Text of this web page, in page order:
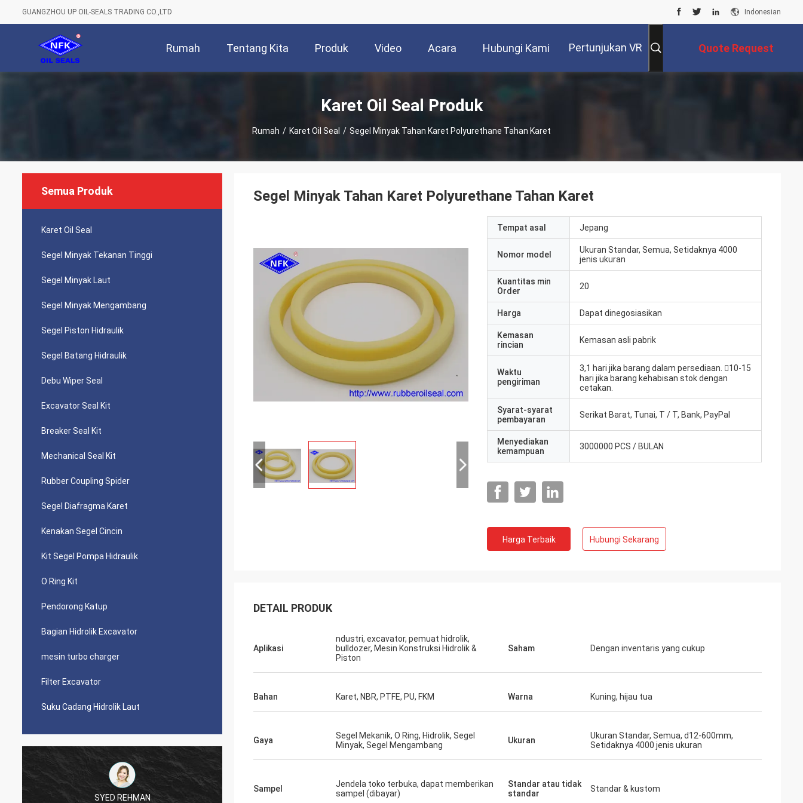
GUANGZHOU UP OIL-SEALS TRADING CO.,LTD Indonesian
Rumah Tentang Kita Produk Video Acara Hubungi Kami Pertunjukan VR Quote Request
Karet Oil Seal Produk
Rumah / Karet Oil Seal / Segel Minyak Tahan Karet Polyurethane Tahan Karet
Semua Produk
Karet Oil Seal
Segel Minyak Tekanan Tinggi
Segel Minyak Laut
Segel Minyak Mengambang
Segel Piston Hidraulik
Segel Batang Hidraulik
Debu Wiper Seal
Excavator Seal Kit
Breaker Seal Kit
Mechanical Seal Kit
Rubber Coupling Spider
Segel Diafragma Karet
Kenakan Segel Cincin
Kit Segel Pompa Hidraulik
O Ring Kit
Pendorong Katup
Bagian Hidrolik Excavator
mesin turbo charger
Filter Excavator
Suku Cadang Hidrolik Laut
SYED REHMAN
Mutakilwa Wilson africa
Carlo
Segel Minyak Tahan Karet Polyurethane Tahan Karet
Tempat asal Jepang
Nomor model
Ukuran Standar, Semua, Setidaknya 4000
jenis ukuran
Kuantitas min
Order
20
Harga Dapat dinegosiasikan
Kemasan
rincian
Kemasan asli pabrik
Waktu
pengiriman
3,1 hari jika barang dalam persediaan. 10-15
hari jika barang kehabisan stok dengan
cetakan.
Syarat-syarat
pembayaran
Serikat Barat, Tunai, T / T, Bank, PayPal
Menyediakan
kemampuan
3000000 PCS / BULAN
Harga Terbaik Hubungi Sekarang
DETAIL PRODUK
Aplikasi
ndustri, excavator, pemuat hidrolik,
bulldozer, Mesin Konstruksi Hidrolik &
Piston
Saham Dengan inventaris yang cukup
Bahan Karet, NBR, PTFE, PU, ​​FKM Warna Kuning, hijau tua
Gaya
Segel Mekanik, O Ring, Hidrolik, Segel
Minyak, Segel Mengambang
Ukuran
Ukuran Standar, Semua, d12-600mm,
Setidaknya 4000 jenis ukuran
Sampel
Jendela toko terbuka, dapat memberikan
sampel (dibayar)
Standar atau tidak
standar
Standar & kustom